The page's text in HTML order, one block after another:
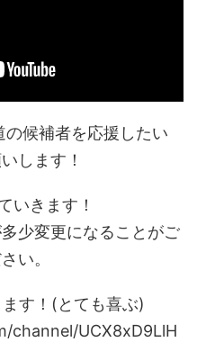
候補者を応援したい
します！
いきます！
少変更になることがご
い。
す！(とても喜ぶ)
channel/UCX8xD9LlH